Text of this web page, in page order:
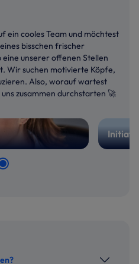
ein cooles Team und möchtest
bisschen frischer
eine unserer offenen Stellen
Wir suchen motivierte Köpfe,
Also, worauf wartest
zusammen durchstarten 🚀